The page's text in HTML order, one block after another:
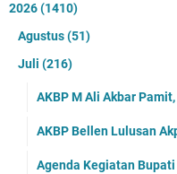
2026(1410)
Agustus(51)
Juli (216)
AKBP M Ali Akbar
AKBP Bellen Lulusan
Agenda Kegiatan